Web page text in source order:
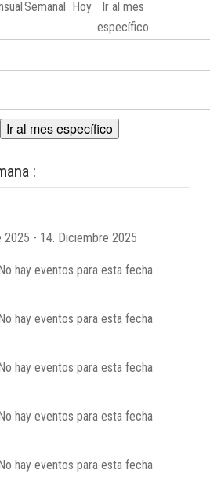
Semanal Hoy
Ir al mes
específico
Ir al mes específico
:
2025 - 14. Diciembre 2025
hay eventos para esta fecha
hay eventos para esta fecha
hay eventos para esta fecha
hay eventos para esta fecha
hay eventos para esta fecha